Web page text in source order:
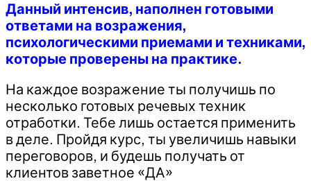
Данный интенсив, наполнен готовыми
ответами на возражения,
психологическими приемами и техниками,
которые проверены на практике.
На каждое возражение ты получишь по
несколько готовых речевых техник
отработки. Тебе лишь остается применить
в деле. Пройдя курс, ты увеличишь навыки
переговоров, и будешь получать от
клиентов заветное «ДА»